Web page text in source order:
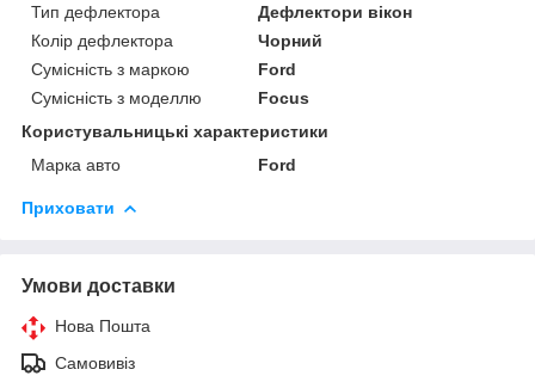
Тип дефлектора
Дефлектори вікон
Колір дефлектора
Чорний
Сумісність з маркою
Ford
Сумісність з моделлю
Focus
Користувальницькі характеристики
Марка авто
Ford
Приховати
Умови доставки
Нова Пошта
Самовивіз